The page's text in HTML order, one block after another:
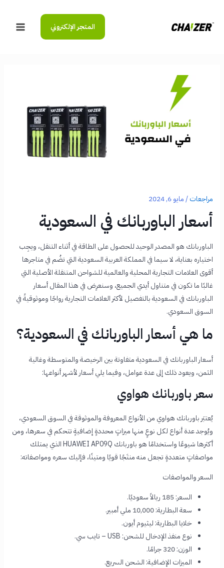
المحتوى
المتجر الإلكتروني
Main
مراجعات/مايو 6, 2024
أسعار الباوربانك في السعودية
الباوربانك هو المصدر الوحيد للحصول على الطاقة في أثناء التنقل، ويجِب
اختياره بعناية، لا سيما في المملكة العربية السعودية التي تضُم في متاجرها
أقوى العلامات التجارية المحلية والعالمية للشواحن المتنقلة الأصلية التي
غالبًا ما تكون في متناول أيدي الجميع، وسنعرِض في هذا المقال أسعار
الباوربانك في السعودية بالتفصيل لأكثر العلامات التجارية رواجًا وموثوقيةً في
السوق السعودي.
ما هي أسعار الباوربانك في السعودية؟
أسعار الباوربانك في السعودية متفاوتة بين الرخيصة والمتوسطة وغالية
الثمن، ويعود ذلك إلى عدة عوامل، وفيما يلي أسعار لأشهر أنواعها:
سعر باوربانك هواوي
يُعتبَر باوربانك هواوي من الأنواع المعروفة والموثوقة في السوق السعودي،
ويُوجد عدة أنواع لكل نوعٍ منها ميزاتٍ محددةٍ إضافيةٍ تتحكم في سعرها، ومن
أكثرها شيوعًا واستخدامًا هو باوربانك HUAWEI AP09Q الذي يمتلك
مواصفاتٍ متعددةٍ تجعل منه منتَجًا قويًا ومتينًا، فإليك سعره ومواصفاته:
السعر والمواصفات
السعر: 185 ريالاً سعوديًا.
سعة البطارية: 10,000 ملي أمبير.
خلايا البطارية: ليثيوم أيون.
نوع منفذ الإدخال للشحن: USB – تايب سي.
الوزن: 320 جرامًا.
الميزات الإضافية: الشحن السريع.